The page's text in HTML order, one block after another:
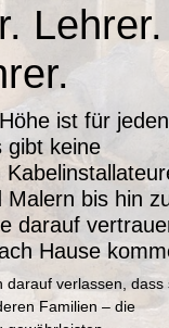
Lehrer.
ist für jeden
gibt keine
Malern bis hin
darauf
Hause
darauf verlassen, dass
Familien – die